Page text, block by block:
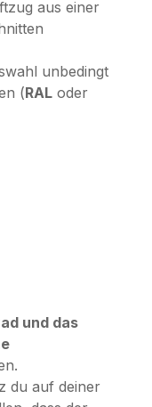
aus einer
unbedingt
(RAL oder
und das
du auf deiner